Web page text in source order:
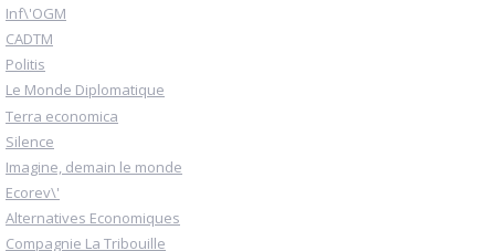
Inf\'OGM
CADTM
Politis
Le Monde Diplomatique
Terra economica
Silence
Imagine, demain le monde
Ecorev\'
Alternatives Economiques
Compagnie La Tribouille